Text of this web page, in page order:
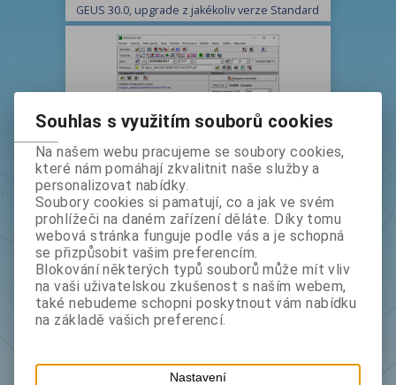
GEUS 30.0, upgrade z jakékoliv verze Standard
GEUS 30.0, upgrade z jakékoliv
verze Standard
bez DPH:22 670 Kč
s DPH:27 431 Kč
ins Koupit
Souhlas s využitím souborů cookies
Na našem webu pracujeme se soubory cookies,
které nám pomáhají zkvalitnit naše služby a
personalizovat nabídky.
Soubory cookies si pamatují, co a jak ve svém
prohlížeči na daném zařízení děláte. Díky tomu
webová stránka funguje podle vás a je schopná
se přizpůsobit vašim preferencím.
Blokování některých typů souborů může mít vliv
na vaši uživatelskou zkušenost s naším webem,
také nebudeme schopni poskytnout vám nabídku
na základě vašich preferencí.
Nastavení